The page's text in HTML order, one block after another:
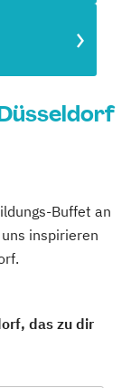
Buffet an
inspirieren
das zu dir